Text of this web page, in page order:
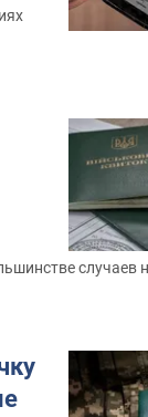
случаев